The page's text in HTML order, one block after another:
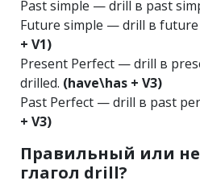
Past simple — drill в past
Future simple — drill в future
+ V1)
Present Perfect — drill в
drilled. (have\has + V3)
Past Perfect — drill в past
+ V3)
Правильный или
глагол drill?